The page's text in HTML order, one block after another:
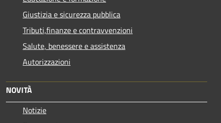
Giustizia e sicurezza pubblica
Tributi,finanze e contravvenzioni
Salute, benessere e assistenza
Autorizzazioni
NOVITÀ
Notizie